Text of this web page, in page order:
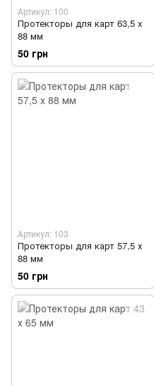
Артикул: 100
Протекторы для карт 63,5 x
88 мм
50 грн
Артикул: 103
Протекторы для карт 57,5 х
88 мм
50 грн